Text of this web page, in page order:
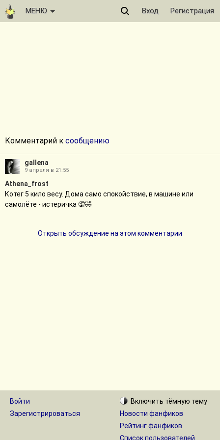
МЕНЮ Вход Регистрация
Комментарий к сообщению
gallena
9 апреля в 21:55
Athena_frost
Котег 5 кило весу. Дома само спокойствие, в машине или
самолёте - истеричка 🤦🤣
Открыть обсуждение на этом комментарии
Войти
Зарегистрироваться
Включить тёмную тему
Новости фанфиков
Рейтинг фанфиков
Список пользователей